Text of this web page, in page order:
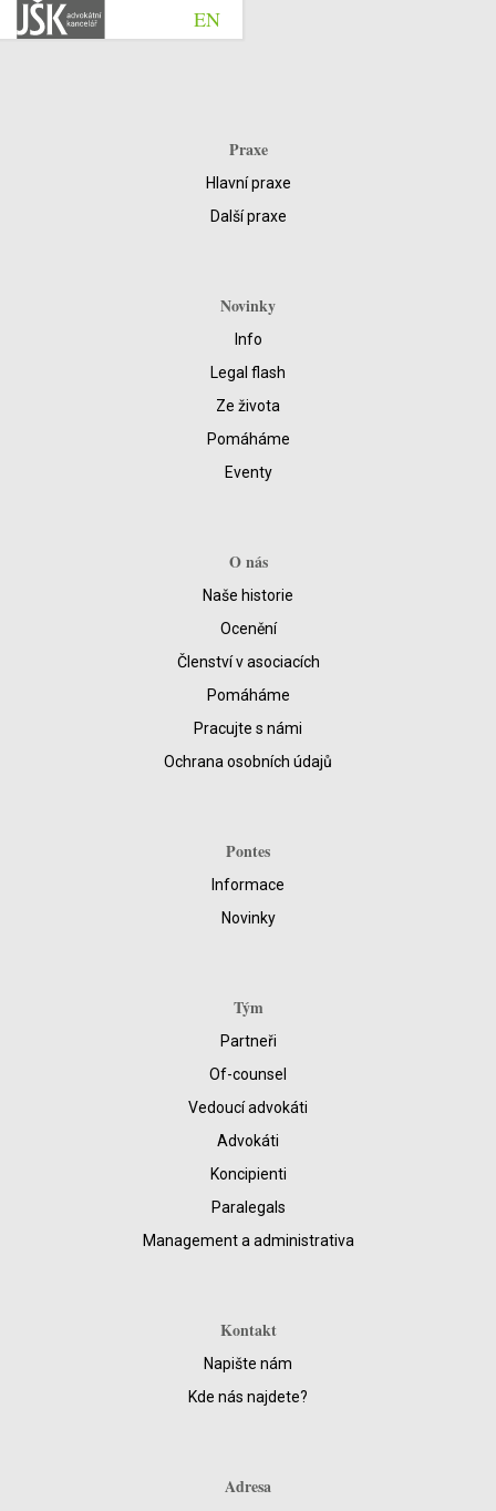
EN
Praxe
Hlavní praxe
Další praxe
Novinky
Info
Legal flash
Ze života
Pomáháme
Eventy
O nás
Naše historie
Ocenění
Členství v asociacích
Pomáháme
Pracujte s námi
Ochrana osobních údajů
Pontes
Informace
Novinky
Tým
Partneři
Of-counsel
Vedoucí advokáti
Advokáti
Koncipienti
Paralegals
Management a administrativa
Kontakt
Napište nám
Kde nás najdete?
Adresa